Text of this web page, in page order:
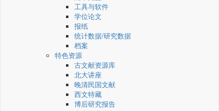
工具与软件
学位论文
报纸
统计数据/研究数据
档案
特色资源
古文献资源库
北大讲座
晚清民国文献
西文特藏
博后研究报告